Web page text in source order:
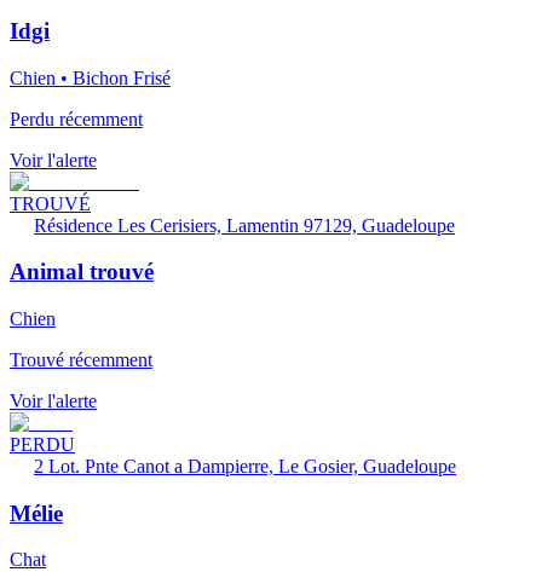
Idgi
Chien • Bichon Frisé
Perdu récemment
Voir l'alerte
TROUVÉ
Résidence Les Cerisiers, Lamentin 97129, Guadeloupe
Animal trouvé
Chien
Trouvé récemment
Voir l'alerte
PERDU
2 Lot. Pnte Canot a Dampierre, Le Gosier, Guadeloupe
Mélie
Chat